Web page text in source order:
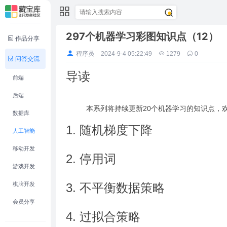
作品分享
问答交流
前端
后端
数据库
人工智能
移动开发
游戏开发
棋牌开发
会员分享
297个机器学习彩图知识点（12）
程序员 2024-9-4 05:22:49 1279 0
导读
本系列将持续更新20个机器学习的知识点，
1. 随机梯度下降
2. 停用词
3. 不平衡数据策略
4. 过拟合策略